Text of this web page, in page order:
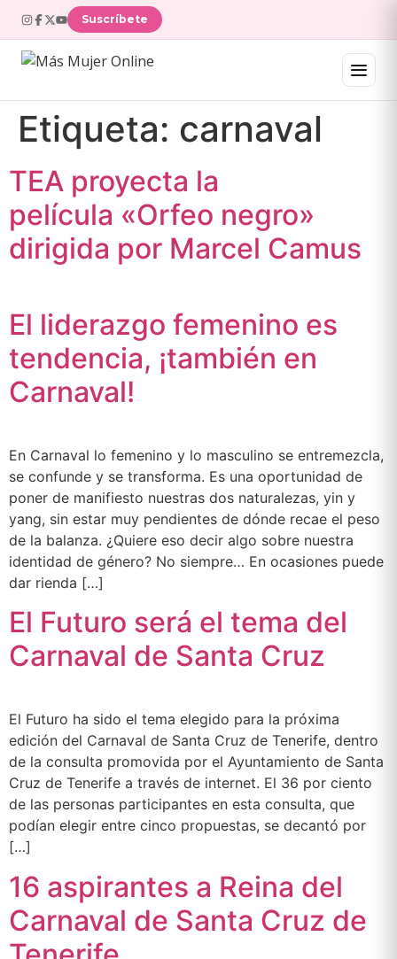
Suscríbete
Etiqueta: carnaval
TEA proyecta la
película «Orfeo negro»
dirigida por Marcel Camus
El liderazgo femenino es
tendencia, ¡también en
Carnaval!
En Carnaval lo femenino y lo masculino se entremezcla,
se confunde y se transforma. Es una oportunidad de
poner de manifiesto nuestras dos naturalezas, yin y
yang, sin estar muy pendientes de dónde recae el peso
de la balanza. ¿Quiere eso decir algo sobre nuestra
identidad de género? No siempre… En ocasiones puede
dar rienda […]
El Futuro será el tema del
Carnaval de Santa Cruz
El Futuro ha sido el tema elegido para la próxima
edición del Carnaval de Santa Cruz de Tenerife, dentro
de la consulta promovida por el Ayuntamiento de Santa
Cruz de Tenerife a través de internet. El 36 por ciento
de las personas participantes en esta consulta, que
podían elegir entre cinco propuestas, se decantó por
[…]
16 aspirantes a Reina del
Carnaval de Santa Cruz de